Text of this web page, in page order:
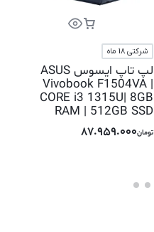
شرکتی 18 ماه
لپ تاپ ایسوس ASUS
Vivobook F1504VA |
CORE i3 1315U| 8GB
RAM | 512GB SSD
تومان87.959.000